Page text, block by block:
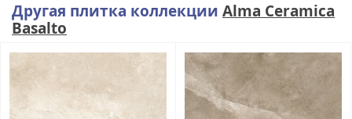
Другая плитка коллекции Alma Ceramica
Basalto